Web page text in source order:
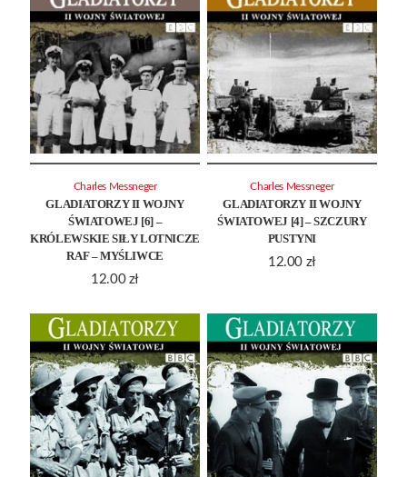
GLADIATORZY II WOJNY
ŚWIATOWEJ [6] –
KRÓLEWSKIE SIŁY LOTNICZE
RAF – MYŚLIWCE
12.00 zł
Charles Messneger
GLADIATORZY II WOJNY
ŚWIATOWEJ [4] – SZCZURY
PUSTYNI
12.00 zł
Charles Messneger